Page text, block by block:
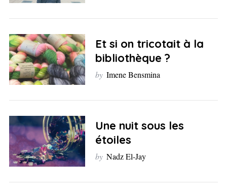
Et si on tricotait à la
bibliothèque ?
by Imene Bensmina
Une nuit sous les
étoiles
by Nadz El-Jay